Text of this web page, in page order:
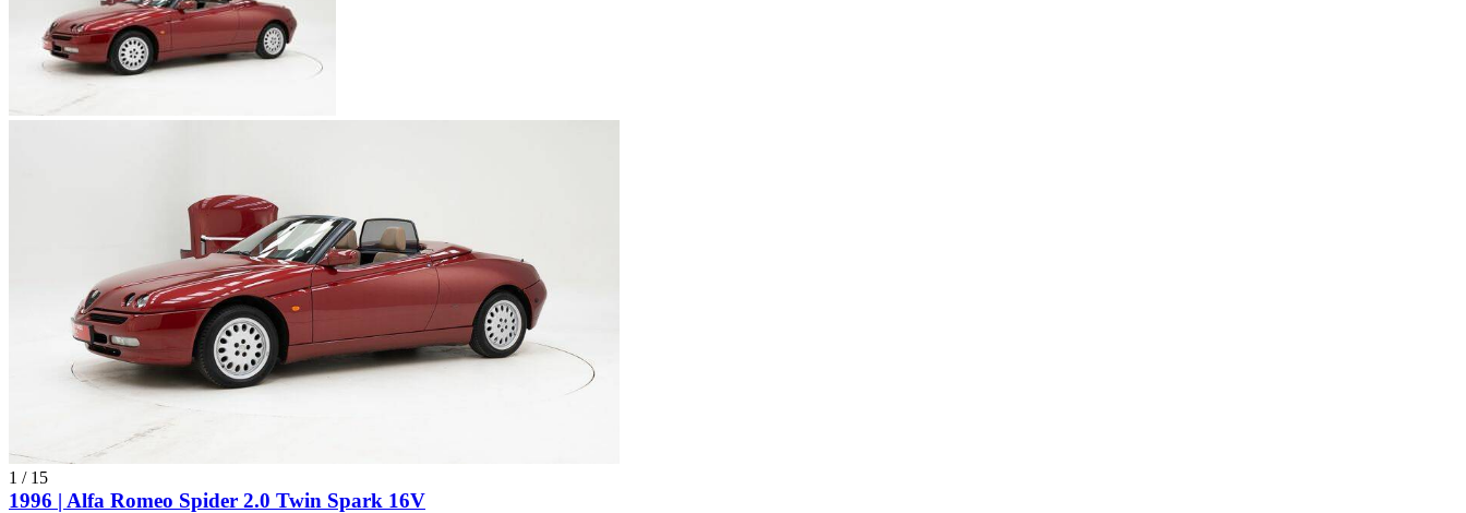
1 / 15
1996 | Alfa Romeo Spider 2.0 Twin Spark 16V